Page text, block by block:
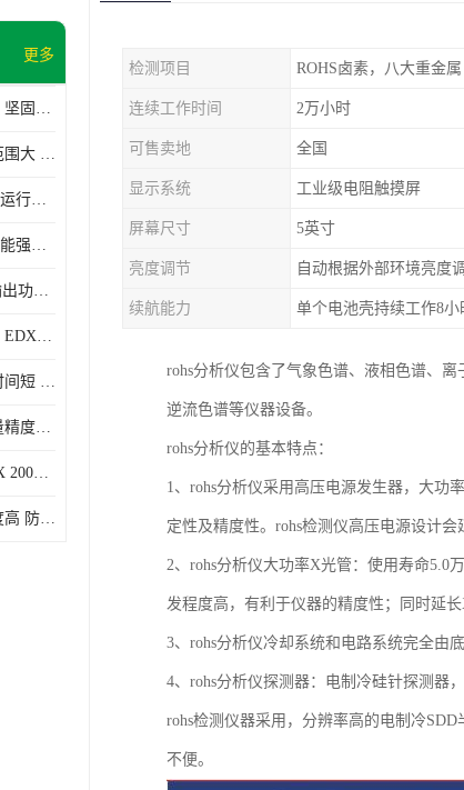
便携式水质重金属检测仪
更多
欧盟Rohs重金属测试仪 坚固耐用 测试结果清晰显示
全谱直读光谱仪 测量范围大 抗干扰性能好
能量色散X荧光光谱仪 运行稳定性高 方便样品的测量
rohs六项检测仪厂家 功能强大 可直接分析
ICP光谱仪 节约时间 输出功率稳定
汽车零部件镀层分析仪 EDX600PLUS 自动谱线识别
三元电池分析仪 测试时间短 体积小 方便便携
石灰石元素测试仪 测量精度高 测量方便 快捷
电镀液成分分析仪 EDX 2000A 测量 穿透力强
全元素检测仪 测量精度高 防尘 防水性能好
检测项目 ROHS卤素，八大重金属
连续工作时间 2万小时
可售卖地 全国
显示系统 工业级电阻触摸屏
屏幕尺寸 5英寸
亮度调节 自动根据外部环境亮度
续航能力 单个电池壳持续工作8小
rohs分析仪包含了气象色谱、液相色谱、
逆流色谱等仪器设备。
rohs分析仪的基本特点：
1、rohs分析仪采用高压电源发生器，大功
定性及精度性。rohs检测仪高压电源设计会
2、rohs分析仪大功率X光管：使用寿命5.0
发程度高，有利于仪器的精度性；同时延
3、rohs分析仪冷却系统和电路系统完全由
4、rohs分析仪探测器：电制冷硅针探测器
rohs检测仪器采用，分辨率高的电制冷
不便。